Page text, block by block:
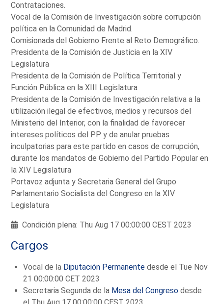
Contrataciones.
Vocal de la Comisión de Investigación sobre corrupción
política en la Comunidad de Madrid.
Comisionada del Gobierno Frente al Reto Demográfico.
Presidenta de la Comisión de Justicia en la XIV
Legislatura
Presidenta de la Comisión de Política Territorial y
Función Pública en la XIII Legislatura
Presidenta de la Comisión de Investigación relativa a la
utilización ilegal de efectivos, medios y recursos del
Ministerio del Interior, con la finalidad de favorecer
intereses políticos del PP y de anular pruebas
inculpatorias para este partido en casos de corrupción,
durante los mandatos de Gobierno del Partido Popular en
la XIV Legislatura
Portavoz adjunta y Secretaria General del Grupo
Parlamentario Socialista del Congreso en la XIV
Legislatura
Condición plena: Thu Aug 17 00:00:00 CEST 2023
Cargos
Vocal de la Diputación Permanente desde el Tue Nov
21 00:00:00 CET 2023
Secretaria Segunda de la Mesa del Congreso desde